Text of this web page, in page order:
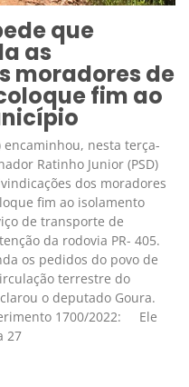
que
as
moradores de
fim ao
encaminhou, nesta terça-
Ratinho Junior (PSD)
dos moradores
fim ao isolamento
de transporte de
da rodovia PR- 405.
os pedidos do povo de
terrestre do
o deputado Goura.
1700/2022: Ele
27